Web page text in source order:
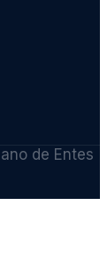
de Entes